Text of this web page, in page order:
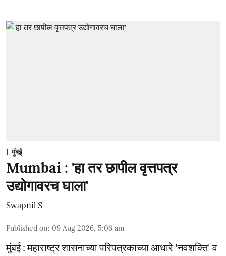
मुंबई
Mumbai : 'हा तर छापील वृत्तपत्र
उद्योगावरच घाला'
Swapnil S
Published on: 09 Aug 2026, 5:06 am
मुंबई : महाराष्ट्र शासनाच्या परिपत्रकाच्या आधारे 'नवशक्ति' व